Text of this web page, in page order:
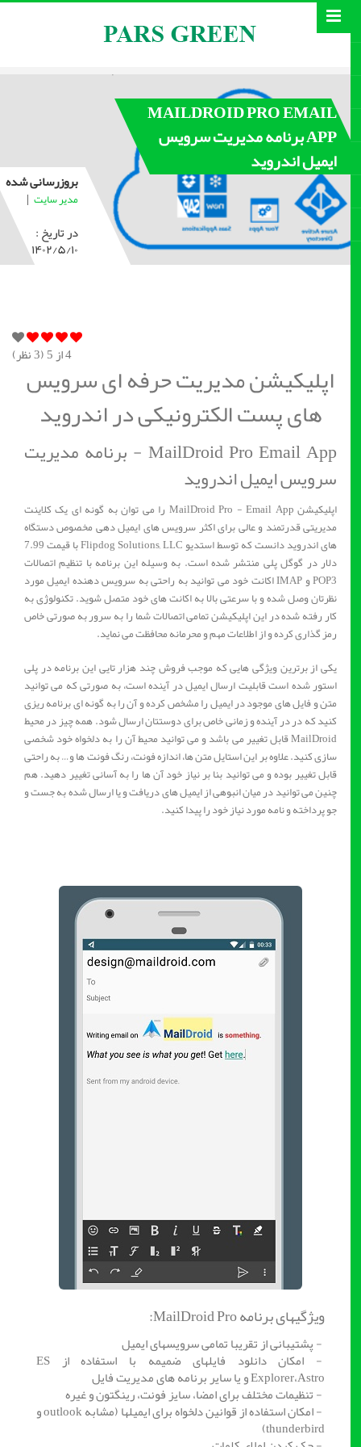
MAILDROID PRO EMAIL
APP برنامه مدیریت سرویس
ایمیل اندروید
بروزرسانی شده
مدیر سایت |
در تاریخ :
۱۴۰۲/۵/۱۰
از 5 ( 3نظر)
اپلیکیشن مدیریت حرفه ای سرویس
های پست الکترونیکی در اندروید
MailDroid Pro Email App - برنامه مدیریت
سرویس ایمیل اندروید
اپلیکیشن MailDroid Pro - Email App را می توان به گونه ای یک کلاینت
مدیریتی قدرتمند و عالی برای اکثر سرویس های ایمیل دهی مخصوص دستگاه
های اندروید دانست که توسط استدیو Flipdog Solutions, LLC با قیمت 7.99
دلار در گوگل پلی منتشر شده است. به وسیله این برنامه با تنظیم اتصالات
POP3 و IMAP اکانت خود می توانید به راحتی به سرویس دهنده ایمیل مورد
نظرتان وصل شده و با سرعتی بالا به اکانت های خود متصل شوید. تکنولوژی به
کار رفته شده در این اپلیکیشن تمامی اتصالات شما را به سرور به صورتی خاص
رمز گذاری کرده و از اطلاعات مهم و محرمانه محافظت می نماید.
یکی از برترین ویژگی هایی که موجب فروش چند هزار تایی این برنامه در پلی
استور شده است قابلیت ارسال ایمیل در آینده است، به صورتی که می توانید
متن و فایل های موجود در ایمیل را مشخص کرده و آن را به گونه ای برنامه ریزی
کنید که در در آینده و زمانی خاص برای دوستتان ارسال شود. همه چیز در محیط
MailDroid قابل تغییر می باشد و می توانید محیط آن را به دلخواه خود شخصی
سازی کنید. علاوه بر این استایل متن ها، اندازه فونت، رنگ فونت ها و… به راحتی
قابل تغییر بوده و می توانید بنا بر نیاز خود آن ها را به آسانی تغییر دهید. هم
چنین می توانید در میان انبوهی از ایمیل های دریافت و یا ارسال شده به جست و
جو پرداخته و نامه مورد نیاز خود را پیدا کنید.
ویژگیهای برنامه MailDroid Pro:
- پشتیبانی از تقریبا تمامی سرویسهای ایمیل
- امکان دانلود فایلهای ضمیمه با استفاده از ES
Explorer،Astro و یا سایر برنامه های مدیریت فایل
- تنظیمات مختلف برای امضا، سایز فونت، رینگتون و غیره
- امکان استفاده از قوانین دلخواه برای ایمیلها (مشابه outlook و
thunderbird)